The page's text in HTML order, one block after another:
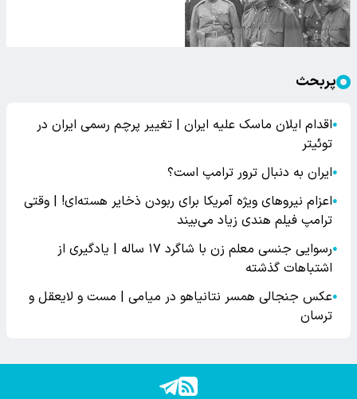
پربحث
●اقدام ایلان ماسک علیه ایران | تغییر پرچم رسمی ایران در
توئیتر
●ایران به دنبال ترور ترامپ است؟
●اعزام نیروهای ویژه آمریکا برای ربودن ذخایر هسته‌ای! | وقتی
ترامپ فیلم هندی زیاد می‌بیند
●
رسوایی جنسی معلم زن با شاگرد ۱۷ ساله | یادگیری از
اشتباهات گذشته
●عکس جنجالی همسر نتانیاهو در میامی | مست و لایعقل و
ترسان